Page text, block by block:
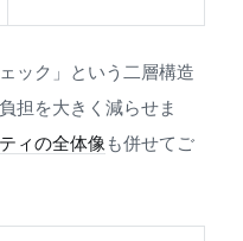
ック」という二層構造
担を大きく減らせま
ィの全体像 も併せてご